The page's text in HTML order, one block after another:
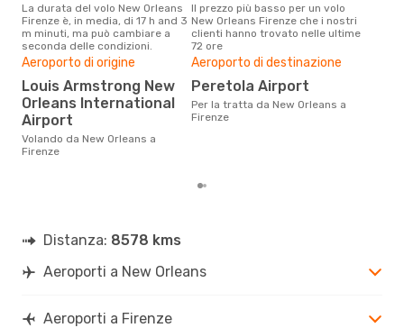
La durata del volo New Orleans
Firenze è, in media, di 17 h and 3
m minuti, ma può cambiare a
seconda delle condizioni.
Il prezzo più basso per un volo
New Orleans Firenze che i nostri
clienti hanno trovato nelle ultime
72 ore
Aeroporto di origine
Louis Armstrong New
Orleans International
Airport
Volando da New Orleans a
Firenze
Aeroporto di destinazione
Peretola Airport
Per la tratta da New Orleans a
Firenze
Distanza: 8578 kms
Aeroporti a New Orleans
Aeroporti a Firenze